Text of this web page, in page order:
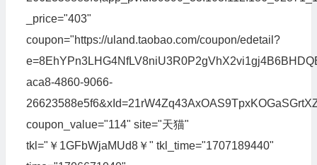
_price="403"
coupon="https://uland.taobao.com/coupon/edetail?
aca8-4860-9066-
coupon_value="114" site="天猫"
tkl="￥1GFbWjaMUd8￥" tkl_time="1707189440"